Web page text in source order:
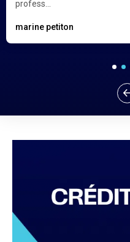
profess...
marine petiton